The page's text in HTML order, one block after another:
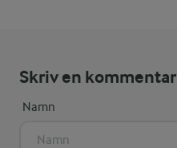
Skriv en kommentar
Namn